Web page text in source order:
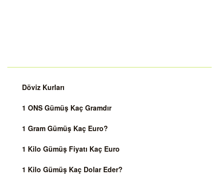
Döviz Kurları
1 ONS Gümüş Kaç Gramdır
1 Gram Gümüş Kaç Euro?
1 Kilo Gümüş Fiyatı Kaç Euro
1 Kilo Gümüş Kaç Dolar Eder?